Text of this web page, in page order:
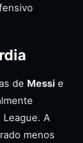
de Messi e
A
menos